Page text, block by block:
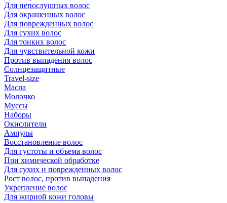
Для непослушных волос
Для окрашенных волос
Для поврежденных волос
Для сухих волос
Для тонких волос
Для чувствительной кожи
Против выпадения волос
Солнцезащитные
Travel-size
Масла
Молочко
Муссы
Наборы
Окислители
Ампулы
Восстановление волос
Для густоты и объема волос
При химической обработке
Для сухих и поврежденных волос
Рост волос, против выпадения
Укрепление волос
Для жирной кожи головы